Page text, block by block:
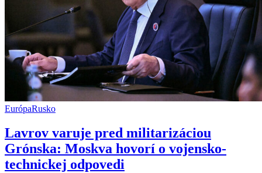
EurópaRusko
Lavrov varuje pred militarizáciou
Grónska: Moskva hovorí o vojensko-
technickej odpovedi